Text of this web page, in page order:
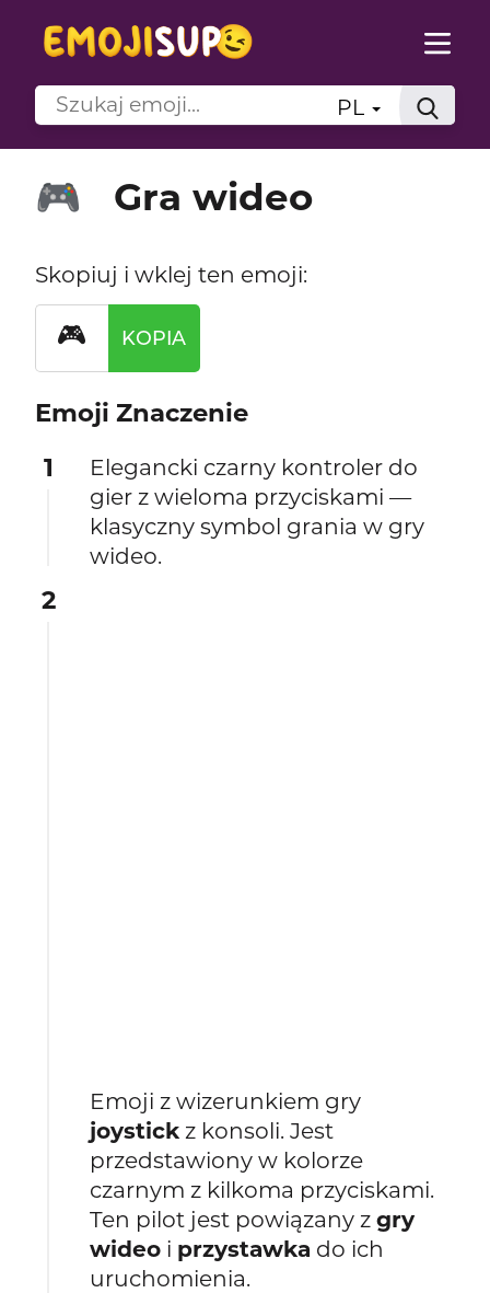
PL
🎮 Gra wideo
Skopiuj i wklej ten emoji:
🎮 KOPIA
Emoji Znaczenie
1
Elegancki czarny kontroler do
gier z wieloma przyciskami —
klasyczny symbol grania w gry
wideo.
2
Emoji z wizerunkiem gry
joystick z konsoli. Jest
przedstawiony w kolorze
czarnym z kilkoma przyciskami.
Ten pilot jest powiązany zgry
wideo i przystawka do ich
uruchomienia.